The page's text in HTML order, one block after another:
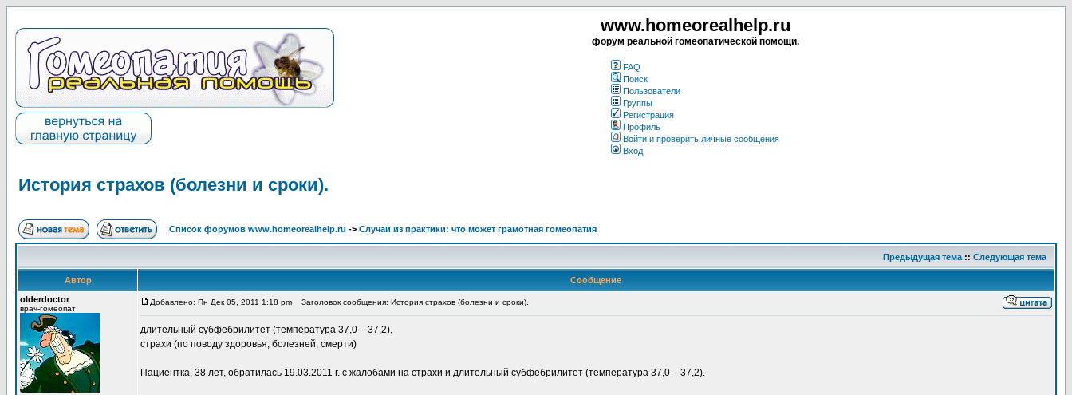
www.homeorealhelp.ru
форум реальной гомеопатической помощи.
FAQ
Поиск
Пользователи
Группы
Регистрация
Профиль
Войти и проверить личные сообщения
Вход
История страхов (болезни и сроки).
Список форумов www.homeorealhelp.ru -> Случаи из практики: что может грамотная гомеопатия
Предыдущая тема :: Следующая тема
Автор
Сообщение
olderdoctor
врач-гомеопат
Добавлено: Пн Дек 05, 2011 1:18 pm Заголовок сообщения: История страхов (болезни и сроки).
длительный субфебрилитет (температура 37,0 – 37,2),
страхи (по поводу здоровья, болезней, смерти)
Пациентка, 38 лет, обратилась 19.03.2011 г. с жалобами на страхи и длительный субфебрилитет (температура 37,0 – 37,2).